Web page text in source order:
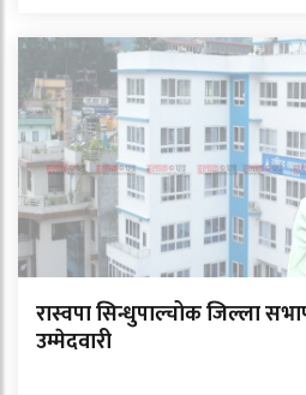
रास्वपा सिन्धुपाल्चोक जिल्ला
उम्मेदवारी